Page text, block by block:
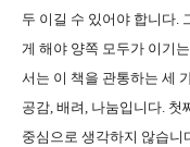
두 이길 수 있어야 합니다.
게 해야 양쪽 모두가 이기
서는 이 책을 관통하는 세
공감, 배려, 나눔입니다. 첫
중심으로 생각하지 않습니